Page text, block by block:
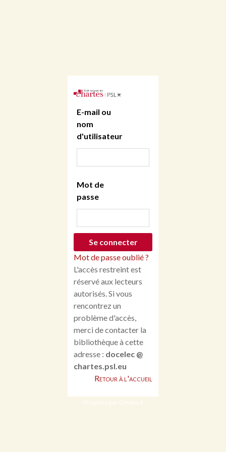
E-mail ou
nom
d'utilisateur
Mot de
passe
Mot de passe oublié ?
L'accès restreint est
réservé aux lecteurs
autorisés. Si vous
rencontrez un
problème d'accès,
merci de contacter la
bibliothèque à cette
adresse : docelec @
chartes.psl.eu
Retour à l'accueil
Propulsé par Omeka S